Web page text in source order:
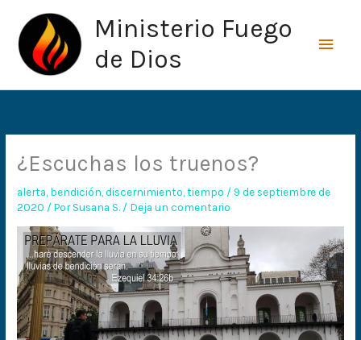
contenido
Ministerio Fuego
de Dios
¿Escuchas los truenos?
alerta bendición ,discernimiento ,tiempo /9 de septiembre de
2020 / PorSusana S. / Deja un comentario